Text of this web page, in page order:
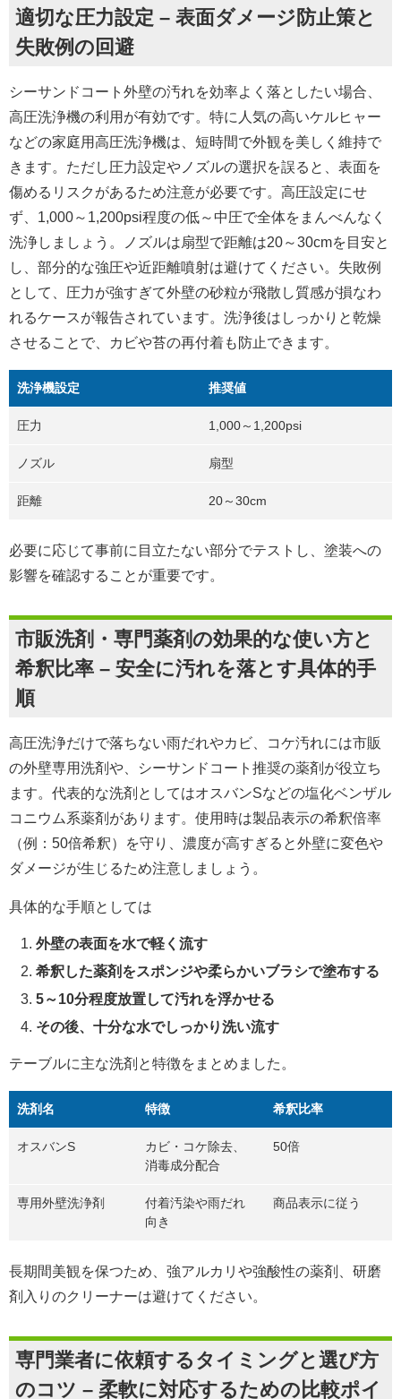
適切な圧力設定 – 表面ダメージ防止策と
失敗例の回避
シーサンドコート外壁の汚れを効率よく落としたい場合、
高圧洗浄機の利用が有効です。特に人気の高いケルヒャー
などの家庭用高圧洗浄機は、短時間で外観を美しく維持で
きます。ただし圧力設定やノズルの選択を誤ると、表面を
傷めるリスクがあるため注意が必要です。高圧設定にせ
ず、1,000～1,200psi程度の低～中圧で全体をまんべんなく
洗浄しましょう。ノズルは扇型で距離は20～30cmを目安と
し、部分的な強圧や近距離噴射は避けてください。失敗例
として、圧力が強すぎて外壁の砂粒が飛散し質感が損なわ
れるケースが報告されています。洗浄後はしっかりと乾燥
させることで、カビや苔の再付着も防止できます。
洗浄機設定 推奨値
圧力 1,000～1,200psi
ノズル 扇型
距離 20～30cm
必要に応じて事前に目立たない部分でテストし、塗装への
影響を確認することが重要です。
市販洗剤・専門薬剤の効果的な使い方と
希釈比率 – 安全に汚れを落とす具体的手
順
高圧洗浄だけで落ちない雨だれやカビ、コケ汚れには市販
の外壁専用洗剤や、シーサンドコート推奨の薬剤が役立ち
ます。代表的な洗剤としてはオスバンSなどの塩化ベンザル
コニウム系薬剤があります。使用時は製品表示の希釈倍率
（例：50倍希釈）を守り、濃度が高すぎると外壁に変色や
ダメージが生じるため注意しましょう。
具体的な手順としては
外壁の表面を水で軽く流す
希釈した薬剤をスポンジや柔らかいブラシで塗布する
5～10分程度放置して汚れを浮かせる
その後、十分な水でしっかり洗い流す
テーブルに主な洗剤と特徴をまとめました。
洗剤名 特徴 希釈比率
オスバンS
カビ・コケ除去、
消毒成分配合
50倍
専用外壁洗浄剤
付着汚染や雨だれ
向き
商品表示に従う
長期間美観を保つため、強アルカリや強酸性の薬剤、研磨
剤入りのクリーナーは避けてください。
専門業者に依頼するタイミングと選び方
のコツ – 柔軟に対応するための比較ポイ